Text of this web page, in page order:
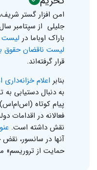
امن افزار گستر
باراک اوباما در لیست
لیست ناقضان حقوق
قرار گرفته‌اند.
بنابر اعلام خزانه‌داری
به دنبال دستیابی
فعالانه در اقدامات
نقش داشته است.
آنها در سانسور،
حمایت از